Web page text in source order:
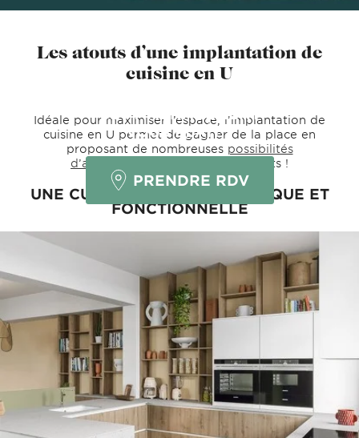
CET AMÉNAGEMENT
VOUS PLAÎT ?
PRENDRE RDV
Les atouts d’une implantation de
cuisine en U
Idéale pour maximiser l’espace, l’implantation de
cuisine en U permet de gagner de la place en
proposant de nombreuses possibilités
d’aménagement
. Et de rangements !
UNE CUISINE EN U ERGONOMIQUE ET
FONCTIONNELLE